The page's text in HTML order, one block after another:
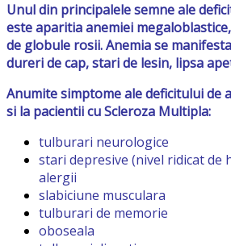
Unul din principalele semne ale
este aparitia anemiei
de globule rosii. Anemia se
dureri de cap, stari de lesin, lipsa
Anumite simptome ale deficitului de
si la pacientii cu Scleroza Multipla:
tulburari neurologice
stari depresive (nivel ridicat de
alergii
slabiciune musculara
tulburari de memorie
oboseala